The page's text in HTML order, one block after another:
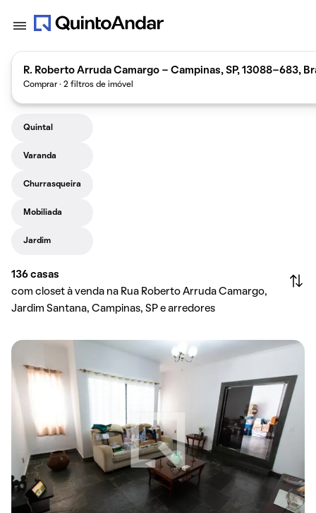
R. Roberto Arruda Camargo - Campinas, SP, 13088-683,
Comprar · 2 filtros de imóvel
Quintal
Varanda
Churrasqueira
Mobiliada
Jardim
136 casas
com closet à venda na Rua Roberto Arruda Camargo,
Jardim Santana, Campinas, SP e arredores